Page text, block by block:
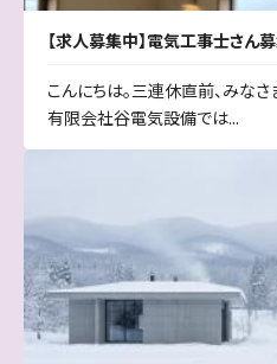
【求人募集中】電気工事士さん
こんにちは。三連休直前、みなさ
有限会社谷電気設備では...